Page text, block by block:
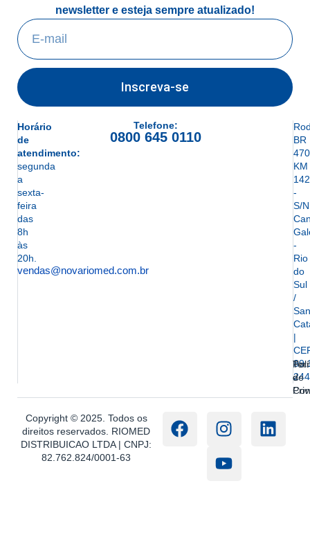
newsletter e esteja sempre atualizado!
Inscreva-se
Horário
de
atendimento:
segunda
a
sexta-
feira
das
8h
às
20h.
vendas@novariomed.com.br
Telefone:
0800 645 0110
BR
KM
142
-
S/
-
Rio
do
Sul
/
|
244
e
de
Copyright © 2025. Todos os
direitos reservados. RIOMED
DISTRIBUICAO LTDA | CNPJ:
82.762.824/0001-63